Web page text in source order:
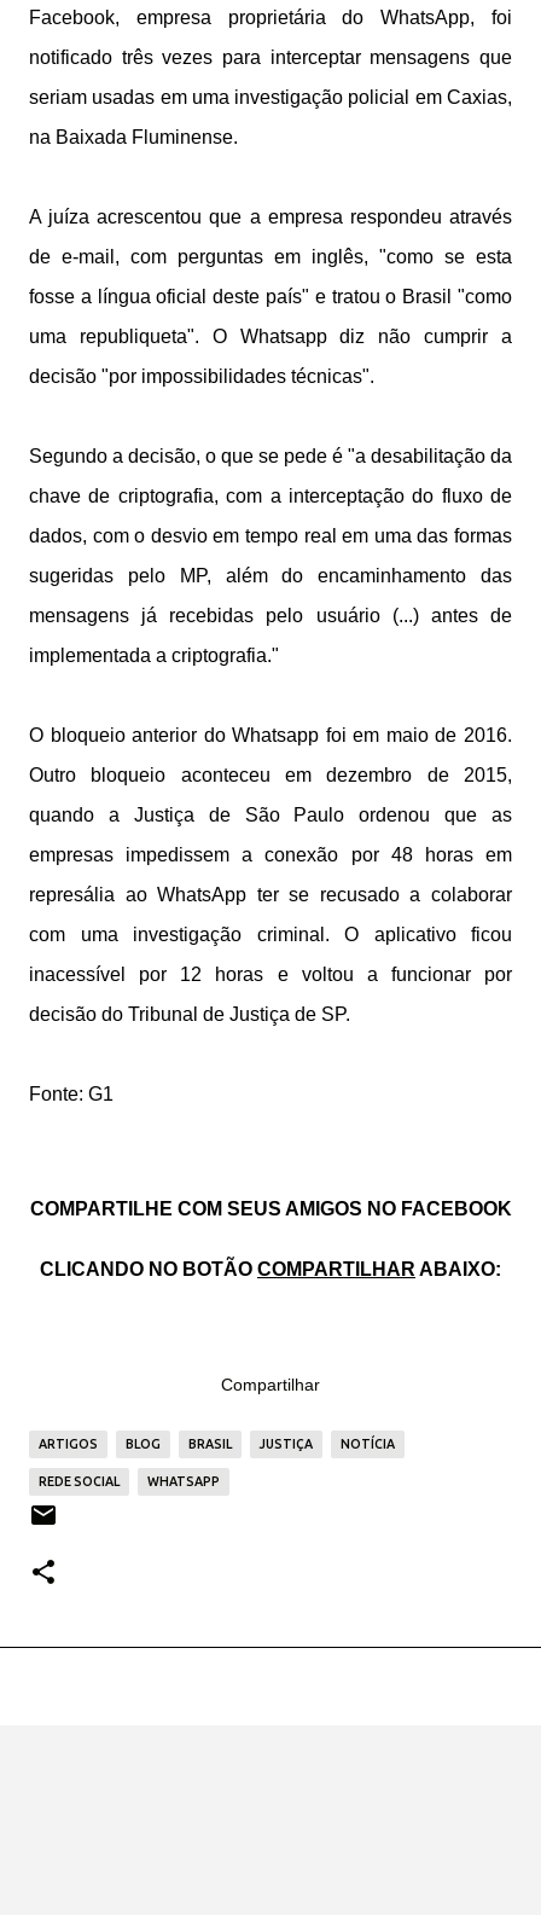
Facebook, empresa proprietária do WhatsApp, foi
notificado três vezes para interceptar mensagens que
seriam usadas em uma investigação policial em Caxias,
na Baixada Fluminense.
A juíza acrescentou que a empresa respondeu através
de e-mail, com perguntas em inglês, "como se esta
fosse a língua oficial deste país" e tratou o Brasil "como
uma republiqueta". O Whatsapp diz não cumprir a
decisão "por impossibilidades técnicas".
Segundo a decisão, o que se pede é "a desabilitação da
chave de criptografia, com a interceptação do fluxo de
dados, com o desvio em tempo real em uma das formas
sugeridas pelo MP, além do encaminhamento das
mensagens já recebidas pelo usuário (...) antes de
implementada a criptografia."
O bloqueio anterior do Whatsapp foi em maio de 2016.
Outro bloqueio aconteceu em dezembro de 2015,
quando a Justiça de São Paulo ordenou que as
empresas impedissem a conexão por 48 horas em
represália ao WhatsApp ter se recusado a colaborar
com uma investigação criminal. O aplicativo ficou
inacessível por 12 horas e voltou a funcionar por
decisão do Tribunal de Justiça de SP.
Fonte: G1
COMPARTILHE COM SEUS AMIGOS NO FACEBOOK
CLICANDO NO BOTÃO COMPARTILHAR ABAIXO:
Compartilhar
ARTIGOS BLOG BRASIL JUSTIÇA NOTÍCIA
REDE SOCIAL WHATSAPP